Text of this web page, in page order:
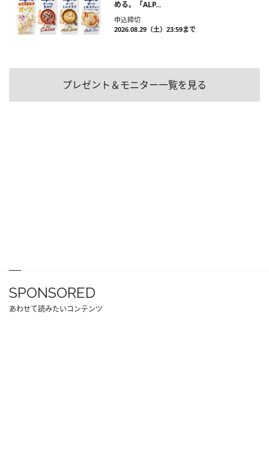
める。「ALP...
申込締切
2026.08.29（土）23:59まで
プレゼント＆モニター一覧を見る
SPONSORED
あわせて読みたいコンテンツ